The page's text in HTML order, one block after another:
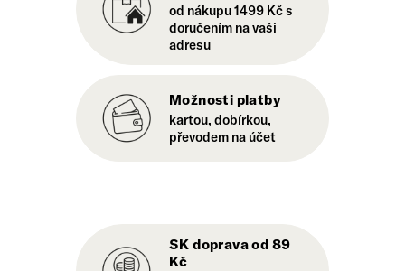
od nákupu 1499 Kč s
doručením na vaši
adresu
Možnosti platby
kartou, dobírkou,
převodem na účet
SK doprava od 89
Kč